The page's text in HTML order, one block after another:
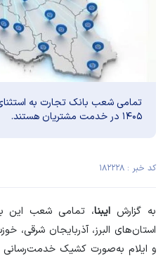
۱۴۰۵ در خدمت مشتریان هستند.
کد خبر : ۱۸۲۲۲۸
به گزارش ایبنا، تمامی شعب این
استان‌های البرز، آذربایجان شرقی،